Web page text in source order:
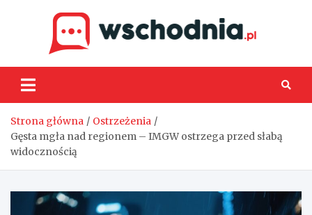
Strona główna
Ostrzeżenia
Gęsta mgła nad regionem – IMGW ostrzega przed słabą
widocznością